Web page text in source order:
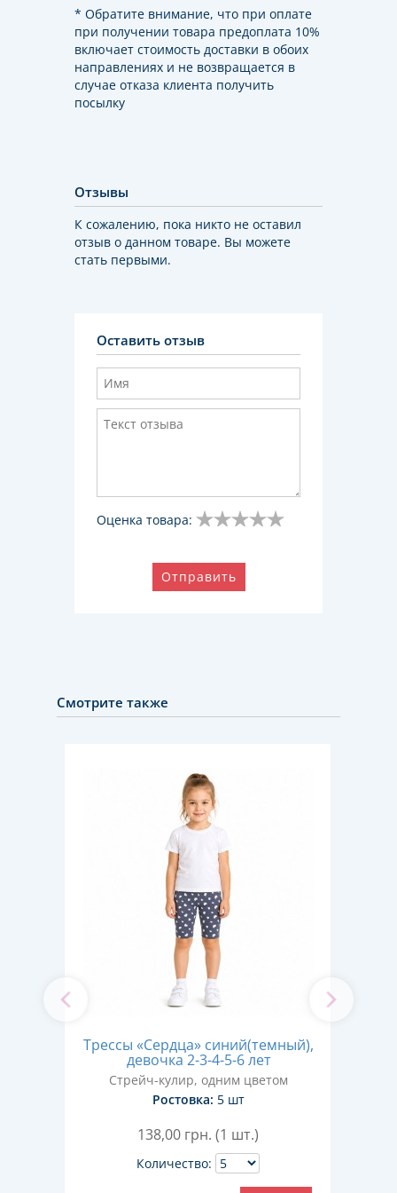
* Обратите внимание, что при оплате
при получении товара предоплата 10%
включает стоимость доставки в обоих
направлениях и не возвращается в
случае отказа клиента получить
посылку
Отзывы
К сожалению, пока никто не оставил
отзыв о данном товаре. Вы можете
стать первыми.
Оставить отзыв
Оценка товара:
Отправить
Смотрите также
Трессы «Сердца» синий(темный),
девочка 2-3-4-5-6 лет
Стрейч-кулир, одним цветом
Ростовка: 5 шт
138,00 грн. (1 шт.)
Количество: